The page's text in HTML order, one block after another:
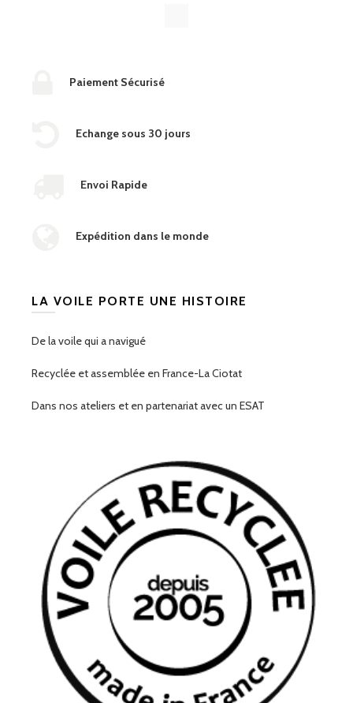
Paiement Sécurisé
Echange sous 30 jours
Envoi Rapide
Expédition dans le monde
LA VOILE PORTE UNE HISTOIRE
De la voile qui a navigué
Recyclée et assemblée en France-La Ciotat
Dans nos ateliers et en partenariat avec un ESAT